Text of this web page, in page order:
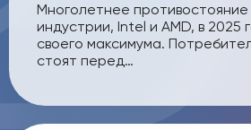
Многолетнее противостояние
индустрии, Intel и AMD, в 2025
своего максимума.
стоят перед…